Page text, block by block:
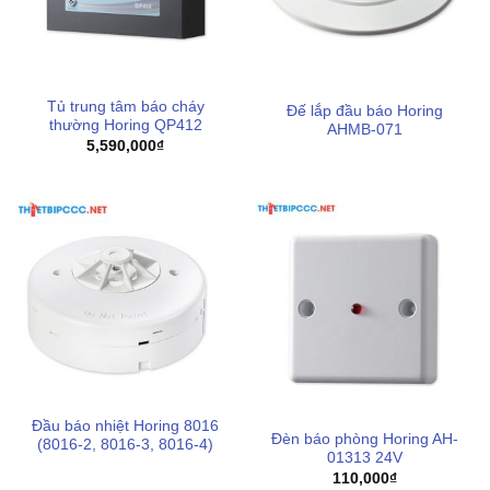
Tủ trung tâm báo cháy
thường Horing QP412
5,590,000₫
Đế lắp đầu báo Horing
AHMB-071
Đầu báo nhiệt Horing 8016
(8016-2, 8016-3, 8016-4)
Đèn báo phòng Horing AH-
01313 24V
110,000₫